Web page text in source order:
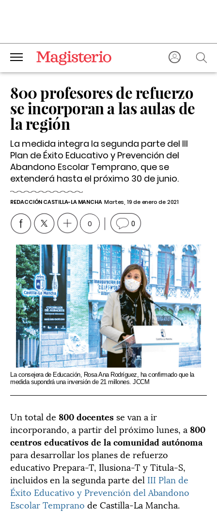
800 profesores de refuerzo
se incorporan a las aulas de
la región
La medida integra la segunda parte del III
Plan de Éxito Educativo y Prevención del
Abandono Escolar Temprano, que se
extenderá hasta el próximo 30 de junio.
REDACCIÓN CASTILLA-LA MANCHA Martes, 19 de enero de 2021
0 0
La consejera de Educación, Rosa Ana Rodríguez, ha confirmado que la
medida supondrá una inversión de 21 millones. JCCM
Un total de 800 docentes se van a ir
incorporando, a partir del próximo lunes, a 800
centros educativos de la comunidad autónoma
para desarrollar los planes de refuerzo
educativo Prepara-T, Ilusiona-T y Titula-S,
incluidos en la segunda parte del III Plan de
Éxito Educativo y Prevención del Abandono
Escolar Temprano de Castilla-La Mancha.